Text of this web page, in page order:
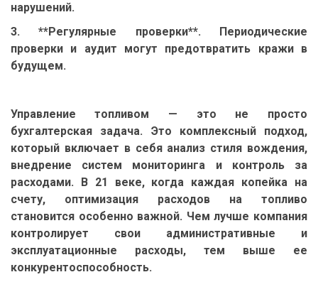
нарушений.
3. **Регулярные проверки**. Периодические
проверки и аудит могут предотвратить кражи в
будущем.
Управление топливом — это не просто
бухгалтерская задача. Это комплексный подход,
который включает в себя анализ стиля вождения,
внедрение систем мониторинга и контроль за
расходами. В 21 веке, когда каждая копейка на
счету, оптимизация расходов на топливо
становится особенно важной. Чем лучше компания
контролирует свои административные и
эксплуатационные расходы, тем выше ее
конкурентоспособность.